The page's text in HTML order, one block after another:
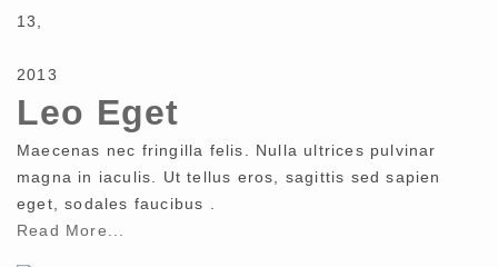
13,
2013
Leo Eget
Maecenas nec fringilla felis. Nulla ultrices pulvinar
magna in iaculis. Ut tellus eros, sagittis sed sapien
eget, sodales faucibus .
Read More...